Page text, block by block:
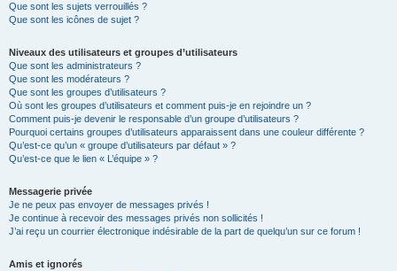
Que sont les sujets verrouillés ?
Que sont les icônes de sujet ?
Niveaux des utilisateurs et groupes d’utilisateurs
Que sont les administrateurs ?
Que sont les modérateurs ?
Que sont les groupes d’utilisateurs ?
Où sont les groupes d’utilisateurs et comment puis-je en rejoindre un ?
Comment puis-je devenir le responsable d’un groupe d’utilisateurs ?
Pourquoi certains groupes d’utilisateurs apparaissent dans une couleur différente ?
Qu’est-ce qu’un « groupe d’utilisateurs par défaut » ?
Qu’est-ce que le lien « L’équipe » ?
Messagerie privée
Je ne peux pas envoyer de messages privés !
Je continue à recevoir des messages privés non sollicités !
J’ai reçu un courrier électronique indésirable de la part de quelqu’un sur ce forum !
Amis et ignorés